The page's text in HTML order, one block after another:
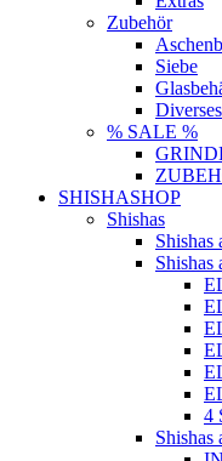
Zubehör
Siebe
Diverses
% SALE %
SHISHASHOP
Shishas
Shishas
Shishas
4
Shishas